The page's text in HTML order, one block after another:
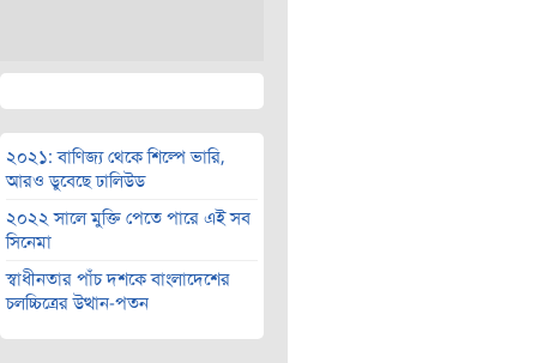
২০২১: বাণিজ্য থেকে শিল্পে ভারি,
আরও ডুবেছে ঢালিউড
২০২২ সালে মুক্তি পেতে পারে এই সব
সিনেমা
স্বাধীনতার পাঁচ দশকে বাংলাদেশের
চলচ্চিত্রের উত্থান-পতন